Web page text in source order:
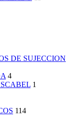
DE SUJECCION
4
1
114